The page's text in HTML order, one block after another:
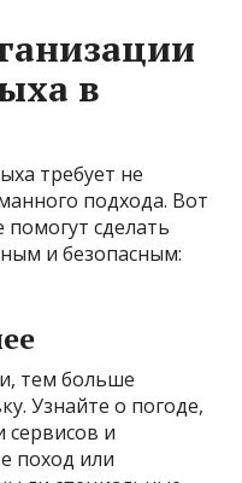
в
требует не
подхода. Вот
сделать
и безопасным:
тем больше
Узнайте о погоде,
сервисов и
поход или